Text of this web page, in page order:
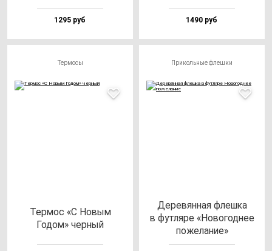
1295 руб 1490 руб
Термосы
Тер­мос «С Новым
Годом» чер­ный
Прикольные флешки
Дере­вян­ная флеш­ка
в фут­ля­ре «Ново­год­нее
по­же­ла­ние»